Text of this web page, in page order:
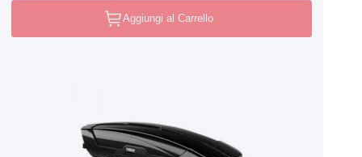
Aggiungi al Carrello